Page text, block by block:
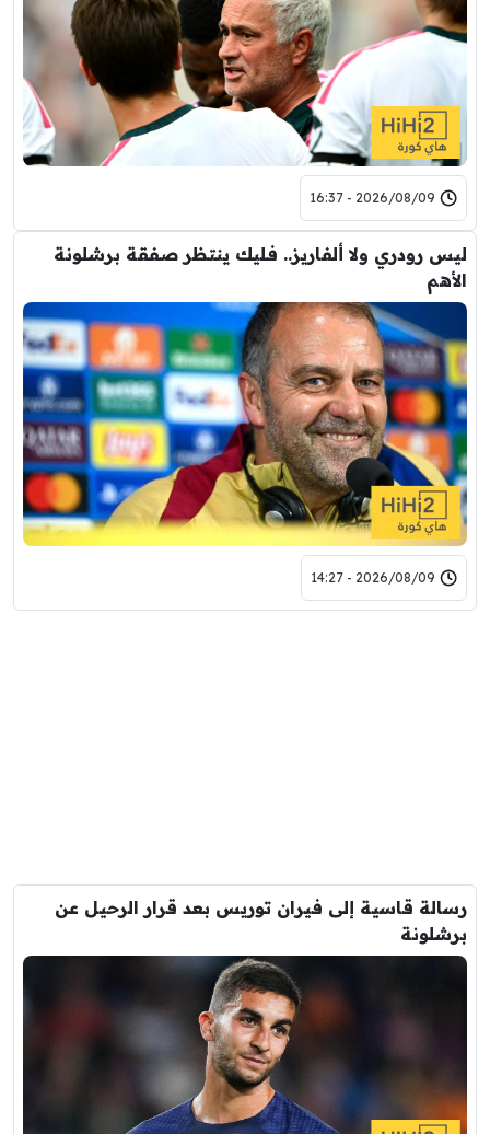
2026/08/09 - 16:37
ليس رودري ولا ألفاريز.. فليك ينتظر صفقة برشلونة
الأهم
2026/08/09 - 14:27
رسالة قاسية إلى فيران توريس بعد قرار الرحيل عن
برشلونة